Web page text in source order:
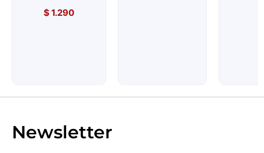
$1.290
Newsletter